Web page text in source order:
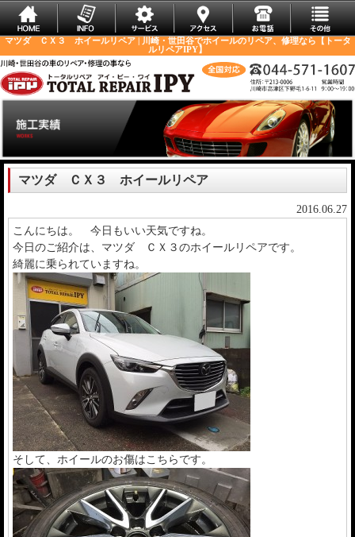
マツダ ＣＸ３ ホイールリペア | 川崎・世田谷でホイールのリペア、修理なら【トータ
ルリペアIPY】
マツダ ＣＸ３ ホイールリペア
2016.06.27
こんにちは。 今日もいい天気ですね。
今日のご紹介は、マツダ ＣＸ３のホイールリペアです。
綺麗に乗られていますね。
そして、ホイールのお傷はこちらです。